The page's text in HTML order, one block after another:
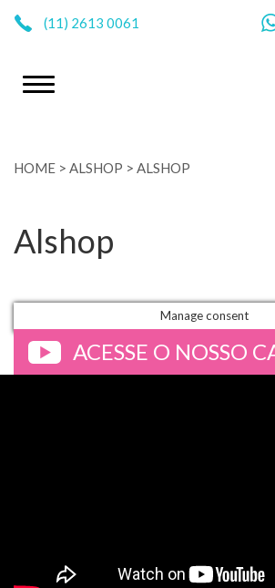
(11) 2613 0061
HOME > ALSHOP > ALSHOP
Alshop
Manage consent
ACESSE O NOSSO